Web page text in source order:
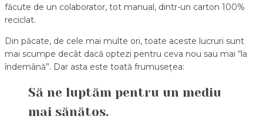
făcute de un colaborator, tot manual, dintr-un carton 100%
reciclat.
Din păcate, de cele mai multe ori, toate aceste lucruri sunt
mai scumpe decât dacă optezi pentru ceva nou sau mai “la
îndemână”. Dar asta este toată frumusețea:
Să ne luptăm pentru un mediu
mai sănătos.